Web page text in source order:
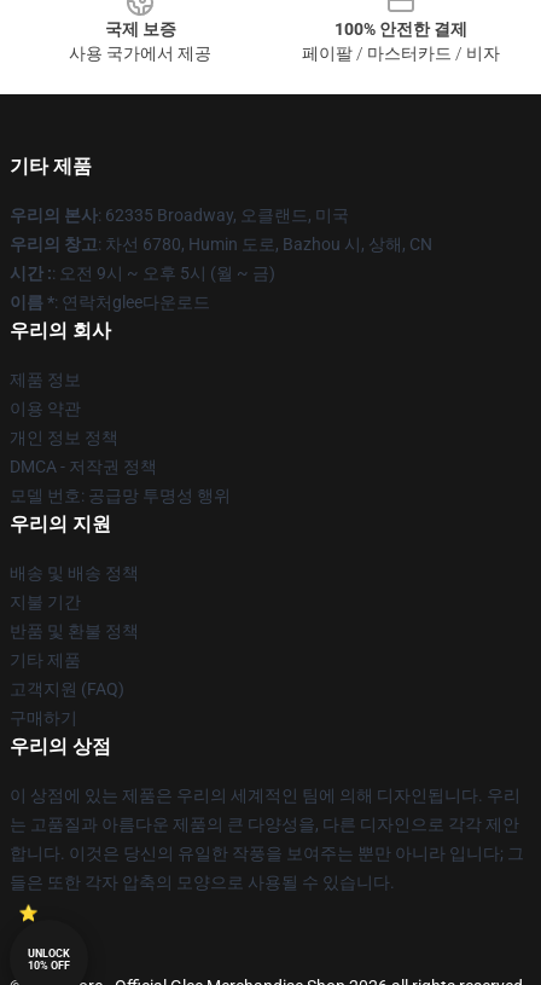
국제 보증
사용 국가에서 제공
100% 안전한 결제
페이팔 / 마스터카드 / 비자
기타 제품
우리의 본사: 62335 Broadway, 오클랜드, 미국
우리의 창고: 차선 6780, Humin 도로, Bazhou 시, 상해, CN
시간 :: 오전 9시 ~ 오후 5시 (월 ~ 금)
이름 *: 연락처glee다운로드
우리의 회사
제품 정보
이용 약관
개인 정보 정책
DMCA - 저작권 정책
모델 번호: 공급망 투명성 행위
우리의 지원
배송 및 배송 정책
지불 기간
반품 및 환불 정책
기타 제품
고객지원 (FAQ)
구매하기
우리의 상점
이 상점에 있는 제품은 우리의 세계적인 팀에 의해 디자인됩니다. 우리
는 고품질과 아름다운 제품의 큰 다양성을, 다른 디자인으로 각각 제안
합니다. 이것은 당신의 유일한 작풍을 보여주는 뿐만 아니라 입니다; 그
들은 또한 각자 압축의 모양으로 사용될 수 있습니다.
UNLOCK
10% OFF